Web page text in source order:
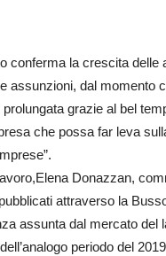
conferma la crescita
assunzioni, dal momento
grazie al bel
che possa far leva
Donazzan,
attraverso la
assunta dal mercato
periodo del